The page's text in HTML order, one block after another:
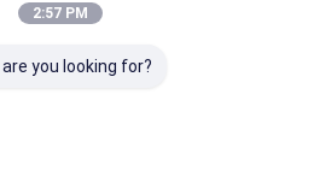
Discuter
2:57 PM
you looking for?